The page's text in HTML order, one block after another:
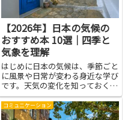
【2026年】日本の気候の
おすすめ本 10選｜四季と
気象を理解
はじめに日本の気候は、季節ごと
に風景や日常が変わる身近な学び
です。天気の変化を知っておく
と、洗濯物を干す時間を選んだ
り、外で遊ぶ日を決めたり、旅行
やイベントを計画したりする際に
コミュニケーション